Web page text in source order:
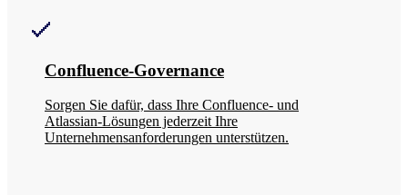
Confluence-Governance
Sorgen Sie dafür, dass Ihre Confluence- und
Atlassian-Lösungen jederzeit Ihre
Unternehmensanforderungen unterstützen.